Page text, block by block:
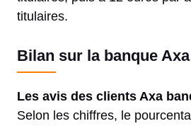
titulaires.
Bilan sur la banque Axa
Les avis des clients Axa
Selon les chiffres, le